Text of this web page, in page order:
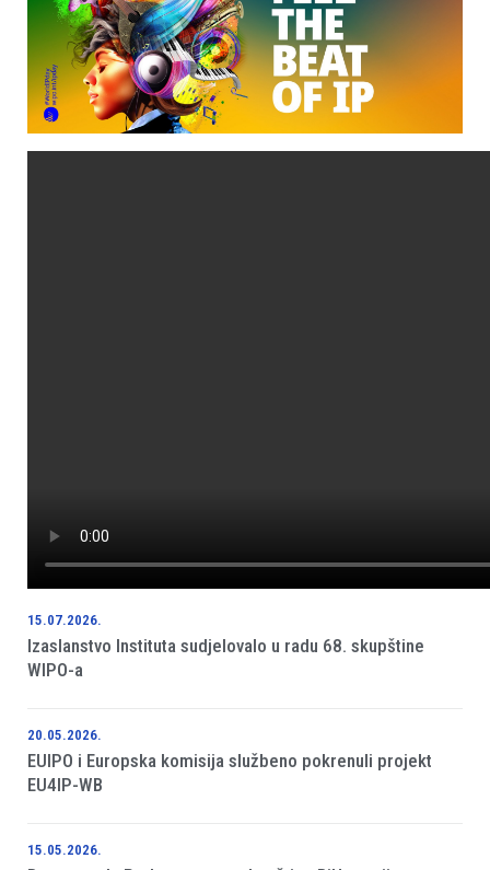
15.07.2026.
Izaslanstvo Instituta sudjelovalo u radu 68. skupštine
WIPO-a
20.05.2026.
EUIPO i Europska komisija službeno pokrenuli projekt
EU4IP-WB
15.05.2026.